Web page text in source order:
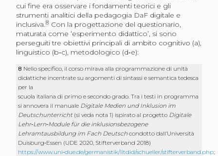
cui fine era osservare i fondamenti teorici e gli
strumenti analitici della pedagogia DaF digitale e
inclusiva.8 Con la progettazione del questionario,
maturata come ‘esperimento didattico’, si sono
perseguiti tre obiettivi principali di ambito cognitivo (a),
linguistico (b‑c), metodologico (d‑e):
8 Nello specifico, il corso mirava alla programmazione di unità
didattiche incentrate su argomenti di sintassi e semantica tedesca
per la
scuola italiana di primo e secondo grado. Tra i testi in programma
si annovera il manuale Digitale Medien und Inklusion im
Deutschunterricht(si veda nota 1) ispirato al progetto Digitale
Lehr‑Lern‑Module für die inklusionsbezogene
Lehramtausbildung im Fach Deutschcondotto dall’Università
Duisburg‑Essen (UDE 2020, Stifterverband 2018)
https://www.uni‑due.de/germanistik/litdid/schueller/stifterverband.php;